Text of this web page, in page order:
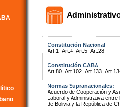
Constitución Nacional
Art.1
Art.4 Art.5 Art.28
Constitución CABA
Art.80 Art.102 Art.133
Normas Supranacionales:
Acuerdo de Cooperación y
Laboral y Administrativa
de Bolivia y la República de